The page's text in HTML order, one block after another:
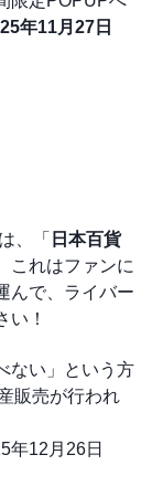
年11月27日
、「 日本百貨
これはファンに
んで、ライバー
い！
ない」という方
販売が行われ
年12月26日